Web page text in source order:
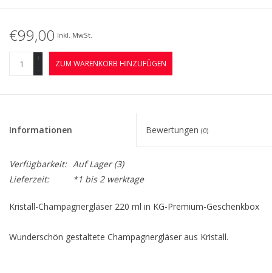
€99,00 Inkl. MwSt.
+
-
ZUM WARENKORB HINZUFÜGEN
Informationen Bewertungen (0)
Verfügbarkeit: Auf Lager(3)
Lieferzeit:
*1 bis 2 werktage
Kristall-Champagnergläser 220 ml in KG-Premium-Geschenkbox
Wunderschön gestaltete Champagnergläser aus Kristall.